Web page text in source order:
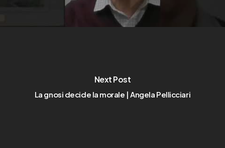
Next Post
La gnosi decide la morale | Angela Pellicciari